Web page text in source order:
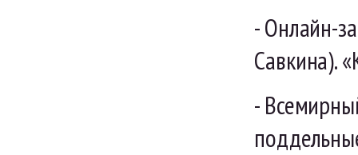
- Онлайн-
Савкина).
-